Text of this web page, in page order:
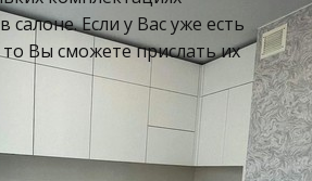
Если у Вас уже есть
Вы сможете прислать их